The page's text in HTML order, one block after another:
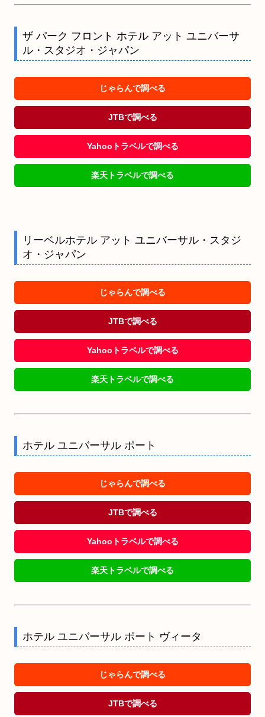
ザ パーク フロント ホテル アット ユニバーサ
ル・スタジオ・ジャパン
じゃらんで調べる
JTBで調べる
Yahooトラベルで調べる
楽天トラベルで調べる
リーベルホテル アット ユニバーサル・スタジ
オ・ジャパン
じゃらんで調べる
JTBで調べる
Yahooトラベルで調べる
楽天トラベルで調べる
ホテル ユニバーサル ポート
じゃらんで調べる
JTBで調べる
Yahooトラベルで調べる
楽天トラベルで調べる
ホテル ユニバーサル ポート ヴィータ
じゃらんで調べる
JTBで調べる